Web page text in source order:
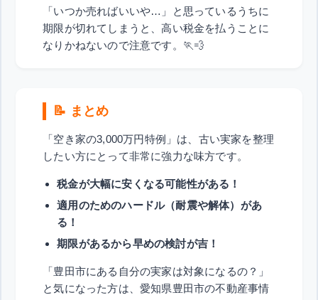
「いつか売ればいいや…」と思っているうちに
期限が切れてしまうと、高い税金を払うことに
なりかねないので注意です。🏃💨
📝 まとめ
「空き家の3,000万円特例」は、古い実家を整理
したい方にとって非常に強力な味方です。
税金が大幅に安くなる可能性がある！
適用のためのハードル（耐震や解体）があ
る！
期限があるから早めの検討が吉！
「豊田市にある自分の実家は対象になるの？」
と気になった方は、愛知県豊田市の不動産事情